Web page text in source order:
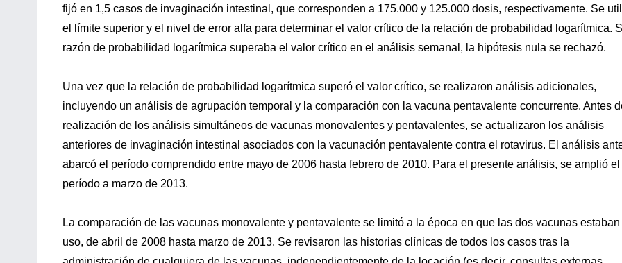
fijó en 1,5 casos de invaginación intestinal, que corresponden a 175.000 y 125.000 dosis, respectivamente. Se
el límite superior y el nivel de error alfa para determinar el valor crítico de la relación de probabilidad logarítmica.
razón de probabilidad logarítmica superaba el valor crítico en el análisis semanal, la hipótesis nula se rechazó.
Una vez que la relación de probabilidad logarítmica superó el valor crítico, se realizaron análisis adicionales,
incluyendo un análisis de agrupación temporal y la comparación con la vacuna pentavalente concurrente. Antes
realización de los análisis simultáneos de vacunas monovalentes y pentavalentes, se actualizaron los análisis
anteriores de invaginación intestinal asociados con la vacunación pentavalente contra el rotavirus. El análisis
abarcó el período comprendido entre mayo de 2006 hasta febrero de 2010. Para el presente análisis, se amplió el
período a marzo de 2013.
La comparación de las vacunas monovalente y pentavalente se limitó a la época en que las dos vacunas estaban
uso, de abril de 2008 hasta marzo de 2013. Se revisaron las historias clínicas de todos los casos tras la